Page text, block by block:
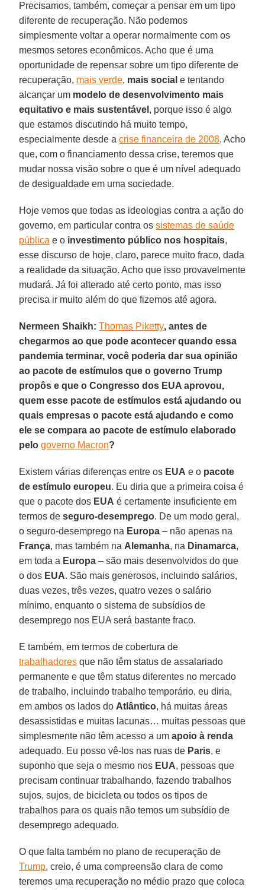
Precisamos, também, começar a pensar em um tipo
diferente de recuperação. Não podemos
simplesmente voltar a operar normalmente com os
mesmos setores econômicos. Acho que é uma
oportunidade de repensar sobre um tipo diferente de
recuperação, mais verde, mais social e tentando
alcançar um modelo de desenvolvimento mais
equitativo e mais sustentável , porque isso é algo
que estamos discutindo há muito tempo,
especialmente desde acrise financeira de 2008. Acho
que, com o financiamento dessa crise, teremos que
mudar nossa visão sobre o que é um nível adequado
de desigualdade em uma sociedade.
Hoje vemos que todas as ideologias contra a ação do
governo, em particular contra ossistemas de saúde
pública e o investimento público nos hospitais,
esse discurso de hoje, claro, parece muito fraco, dada
a realidade da situação. Acho que isso provavelmente
mudará. Já foi alterado até certo ponto, mas isso
precisa ir muito além do que fizemos até agora.
Nermeen Shaikh:Thomas Piketty, antes de
chegarmos ao que pode acontecer quando essa
pandemia terminar, você poderia dar sua opinião
ao pacote de estímulos que o governo Trump
propôs e que o Congresso dos EUA aprovou,
quem esse pacote de estímulos está ajudando ou
quais empresas o pacote está ajudando e como
ele se compara ao pacote de estímulo elaborado
pelogoverno Macron?
Existem várias diferenças entre os EUA e o pacote
de estímulo europeu. Eu diria que a primeira coisa é
que o pacote dos EUA é certamente insuficiente em
termos deseguro-desemprego. De um modo geral,
o seguro-desemprego na Europa – não apenas na
França, mas também na Alemanha, na Dinamarca,
em toda a Europa – são mais desenvolvidos do que
o dos EUA. São mais generosos, incluindo salários,
duas vezes, três vezes, quatro vezes o salário
mínimo, enquanto o sistema de subsídios de
desemprego nos EUA será bastante fraco.
E também, em termos de cobertura de
trabalhadores que não têm status de assalariado
permanente e que têm status diferentes no mercado
de trabalho, incluindo trabalho temporário, eu diria,
em ambos os lados do Atlântico, há muitas áreas
desassistidas e muitas lacunas… muitas pessoas que
simplesmente não têm acesso a umapoio à renda
adequado. Eu posso vê-los nas ruas de Paris, e
suponho que seja o mesmo nos EUA, pessoas que
precisam continuar trabalhando, fazendo trabalhos
sujos, sujos, de bicicleta ou todos os tipos de
trabalhos para os quais não temos um subsídio de
desemprego adequado.
O que falta também no plano de recuperação de
Trump, creio, é uma compreensão clara de como
teremos uma recuperação no médio prazo que coloca